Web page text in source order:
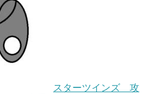
スターツインズ 攻